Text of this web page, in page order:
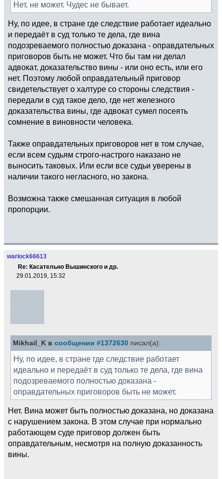
Нет, не может. Чудес не бывает.
Ну, по идее, в стране где следствие работает идеально
и передаёт в суд только те дела, где вина
подозреваемого полностью доказана - оправдательных
приговоров быть не может. Что бы там ни делал
адвокат, доказательство вины - или оно есть, или его
нет. Поэтому любой оправдательный приговор
свидетельствует о халтуре со стороны следствия -
передали в суд такое дело, где нет железного
доказательства вины, где адвокат сумел посеять
сомнение в виновности человека.
Также оправдательных приговоров нет в том случае,
если всем судьям строго-настрого наказано не
выносить таковых. Или если все судьи уверены в
наличии такого негласного, но закона.
Возможна также смешанная ситуация в любой
пропорции.
warlock66613
Re: Касательно Вышинского и др.
29.01.2019, 15:32
Mikhail_K в сообщении #1372630 писал(а):
Ну, по идее, в стране где следствие работает
идеально и передаёт в суд только те дела, где вина
подозреваемого полностью доказана -
оправдательных приговоров быть не может.
Нет. Вина может быть полностью доказана, но доказана
с нарушением закона. В этом случае при нормально
работающем суде приговор должен быть
оправдательным, несмотря на полную доказанность
вины.